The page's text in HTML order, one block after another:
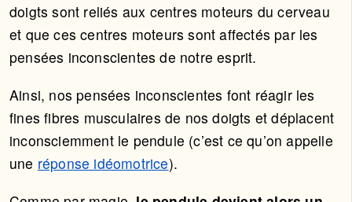
doigts sont reliés aux centres moteurs du cerveau
et que ces centres moteurs sont affectés par les
pensées inconscientes de notre esprit.
Ainsi, nos pensées inconscientes font réagir les
fines fibres musculaires de nos doigts et déplacent
inconsciemment le pendule (c’est ce qu’on appelle
une réponse idéomotrice).